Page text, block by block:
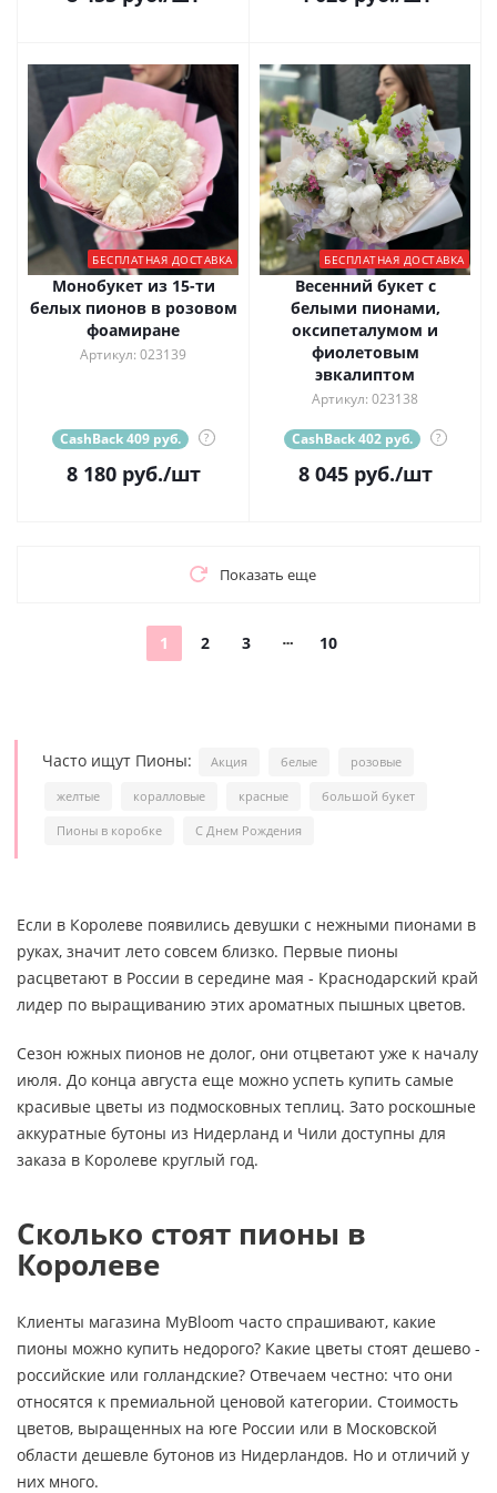
БЕСПЛАТНАЯ ДОСТАВКА
Монобукет из 15-ти
белых пионов в розовом
фоамиране
Артикул: 023139
CashBack 409 руб. ?
8 180руб./шт
БЕСПЛАТНАЯ ДОСТАВКА
Весенний букет с
белыми пионами,
оксипеталумом и
фиолетовым
эвкалиптом
Артикул: 023138
CashBack 402 руб. ?
8 045руб./шт
Показать еще
1 2 3 10
Часто ищут Пионы: Акция белые розовые
желтые коралловые красные большой букет
Пионы в коробке С Днем Рождения
Если в Королеве появились девушки с нежными пионами в
руках, значит лето совсем близко. Первые пионы
расцветают в России в середине мая - Краснодарский край
лидер по выращиванию этих ароматных пышных цветов.
Сезон южных пионов не долог, они отцветают уже к началу
июля. До конца августа еще можно успеть купить самые
красивые цветы из подмосковных теплиц. Зато роскошные
аккуратные бутоны из Нидерланд и Чили доступны для
заказа в Королеве круглый год.
Сколько стоят пионы в
Королеве
Клиенты магазина MyBloom часто спрашивают, какие
пионы можно купить недорого? Какие цветы стоят дешево -
российские или голландские? Отвечаем честно: что они
относятся к премиальной ценовой категории. Стоимость
цветов, выращенных на юге России или в Московской
области дешевле бутонов из Нидерландов. Но и отличий у
них много.